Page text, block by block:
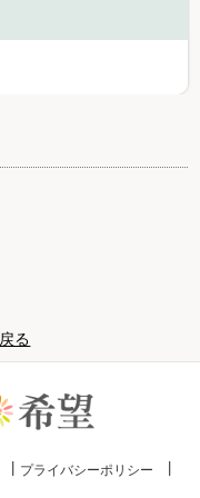
る
プライバシーポリシー